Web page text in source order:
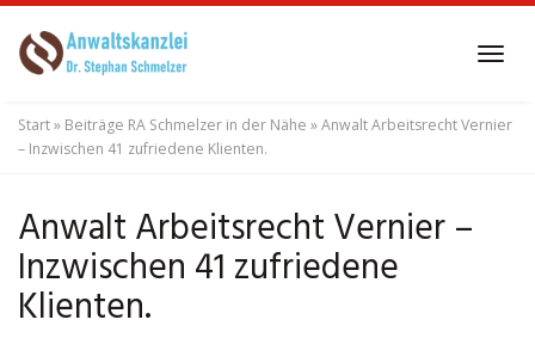
to
content
Start» Beiträge RA Schmelzer in der Nähe »Anwalt Arbeitsrecht Vernier
– Inzwischen 41 zufriedene Klienten.
Anwalt Arbeitsrecht Vernier –
Inzwischen 41 zufriedene
Klienten.